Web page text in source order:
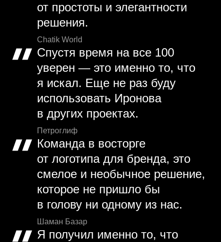
от простоты и элегантности
решения.
Chatik World
Спустя время на все 100
уверен — это именно то, что
я искал. Еще не раз буду
использовать Иронова
в других проектах.
Петроглиф
Команда в восторге
от логотипа для бренда, это
смелое и необычное решение,
которое не пришло бы
в голову ни одному из нас.
Шаман Базар
Я получил именно то, что